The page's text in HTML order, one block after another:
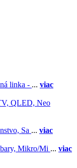
linka - ... viac
QLED, Neo
Sa ... viac
Mikro/Mi ... viac